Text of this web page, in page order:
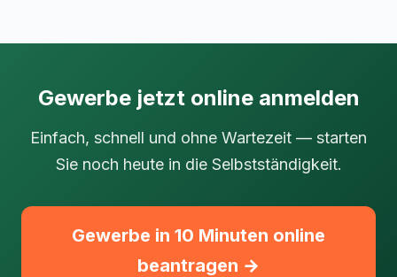
Gewerbe jetzt online anmelden
Einfach, schnell und ohne Wartezeit — starten
Sie noch heute in die Selbstständigkeit.
Gewerbe in 10 Minuten online
beantragen →